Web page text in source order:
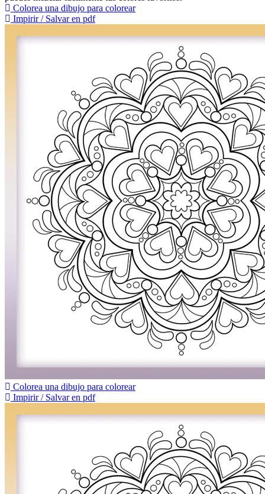
Colorea una dibujo para colorear
Impirir / Salvar en pdf
Colorea una dibujo para colorear
Impirir / Salvar en pdf